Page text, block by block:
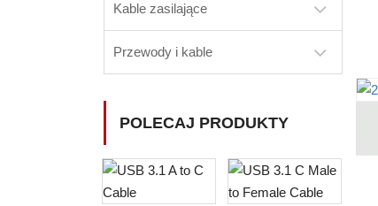
Kable zasilające
Przewody i kable
POLECAJ PRODUKTY